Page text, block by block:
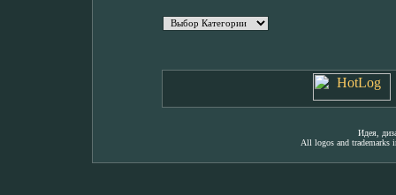
Идея,
All logos and trademarks